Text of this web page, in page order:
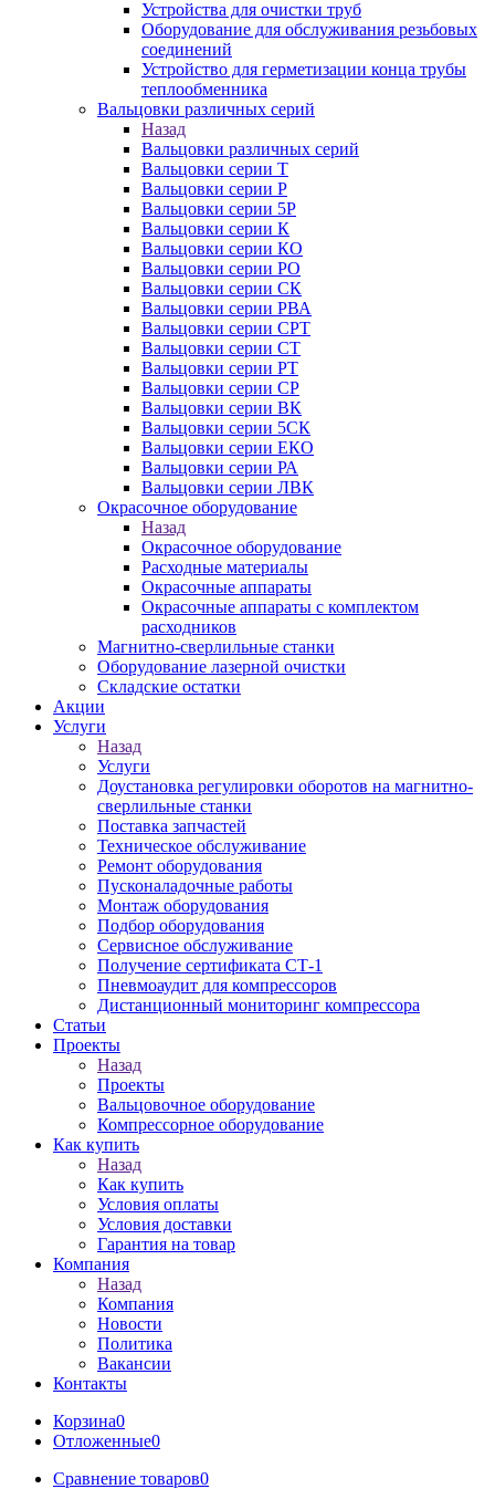
Устройства для очистки труб
Оборудование для обслуживания резьбовых
соединений
Устройство для герметизации конца трубы
теплообменника
Вальцовки различных серий
Назад
Вальцовки различных серий
Вальцовки серии Т
Вальцовки серии Р
Вальцовки серии 5Р
Вальцовки серии К
Вальцовки серии КО
Вальцовки серии РО
Вальцовки серии СК
Вальцовки серии РВА
Вальцовки серии СРТ
Вальцовки серии СТ
Вальцовки серии РТ
Вальцовки серии СР
Вальцовки серии ВК
Вальцовки серии 5СК
Вальцовки серии ЕКО
Вальцовки серии РА
Вальцовки серии ЛВК
Окрасочное оборудование
Назад
Окрасочное оборудование
Расходные материалы
Окрасочные аппараты
Окрасочные аппараты с комплектом
расходников
Магнитно-сверлильные станки
Оборудование лазерной очистки
Складские остатки
Акции
Услуги
Назад
Услуги
Доустановка регулировки оборотов на магнитно-
сверлильные станки
Поставка запчастей
Техническое обслуживание
Ремонт оборудования
Пусконаладочные работы
Монтаж оборудования
Подбор оборудования
Сервисное обслуживание
Получение сертификата СТ-1
Пневмоаудит для компрессоров
Дистанционный мониторинг компрессора
Статьи
Проекты
Назад
Проекты
Вальцовочное оборудование
Компрессорное оборудование
Как купить
Назад
Как купить
Условия оплаты
Условия доставки
Гарантия на товар
Компания
Назад
Компания
Новости
Политика
Вакансии
Контакты
Корзина0
Отложенные0
Сравнение товаров0